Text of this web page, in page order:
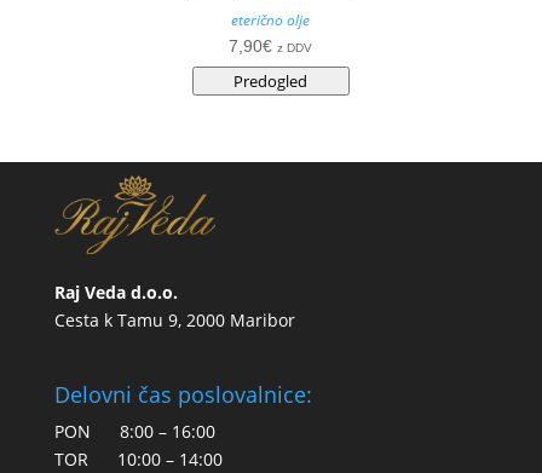
eterično olje
7,90€ z DDV
Predogled
Raj Veda d.o.o.
Cesta k Tamu 9, 2000 Maribor
Delovni čas poslovalnice:
PON 8:00 – 16:00
TOR 10:00 – 14:00